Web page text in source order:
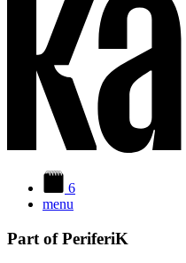
6
menu
Part of PeriferiK